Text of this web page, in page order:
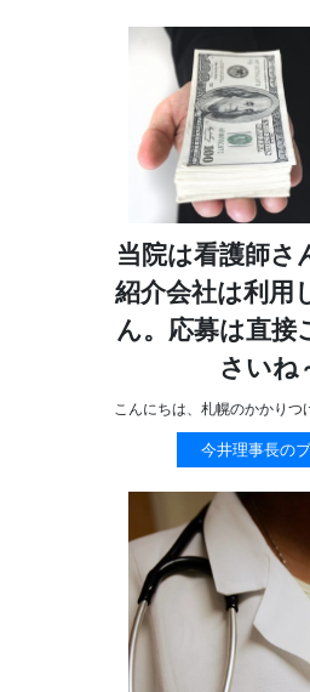
当院は看護師さ
紹介会社は利用
ん。応募は直接
さいね
こんにちは、札幌のかかりつ
今井理事長の